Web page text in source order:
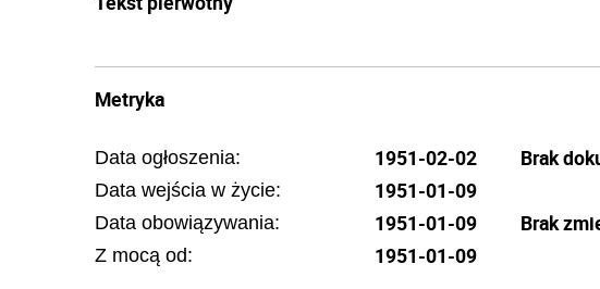
Metryka
Data ogłoszenia: 1951-02-02
Data wejścia w życie: 1951-01-09
Data obowiązywania: 1951-01-09
Z mocą od: 1951-01-09
Brak
Brak